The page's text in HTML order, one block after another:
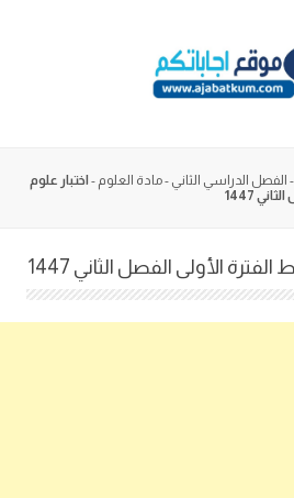
- الفصل الدراسي الثاني -مادة العلوم - اختبار علوم
1447
الأولى الفصل الثاني 1447